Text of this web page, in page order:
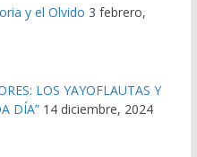
y el Olvido 3 febrero,
LOS YAYOFLAUTAS Y
DÍA” 14 diciembre, 2024